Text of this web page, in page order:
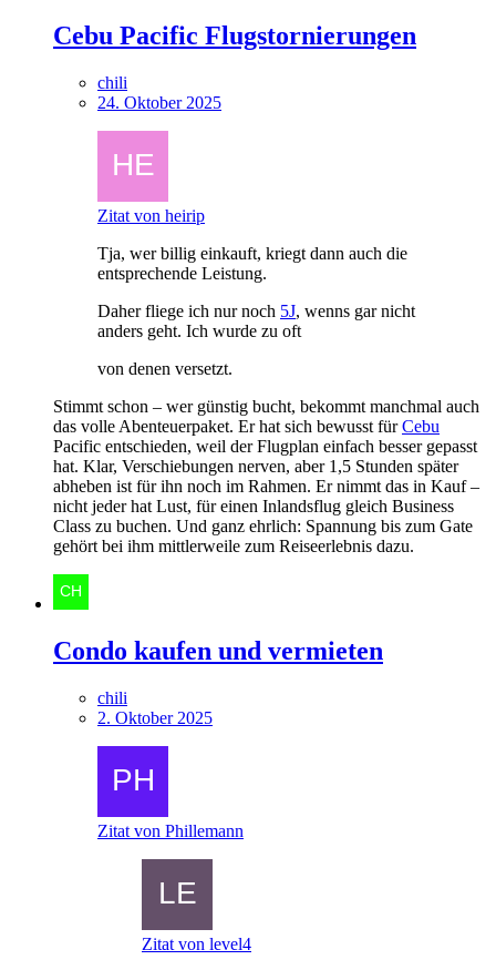
Cebu Pacific Flugstornierungen
chili
24. Oktober 2025
Zitat von heirip
Tja, wer billig einkauft, kriegt dann auch die
entsprechende Leistung.
Daher fliege ich nur noch 5J, wenns gar nicht
anders geht. Ich wurde zu oft
von denen versetzt.
Stimmt schon – wer günstig bucht, bekommt manchmal auch
das volle Abenteuerpaket. Er hat sich bewusst fürCebu
Pacific entschieden, weil der Flugplan einfach besser gepasst
hat. Klar, Verschiebungen nerven, aber 1,5 Stunden später
abheben ist für ihn noch im Rahmen. Er nimmt das in Kauf –
nicht jeder hat Lust, für einen Inlandsflug gleich Business
Class zu buchen. Und ganz ehrlich: Spannung bis zum Gate
gehört bei ihm mittlerweile zum Reiseerlebnis dazu.
Condo kaufen und vermieten
chili
2. Oktober 2025
Zitat von Phillemann
Zitat von level4